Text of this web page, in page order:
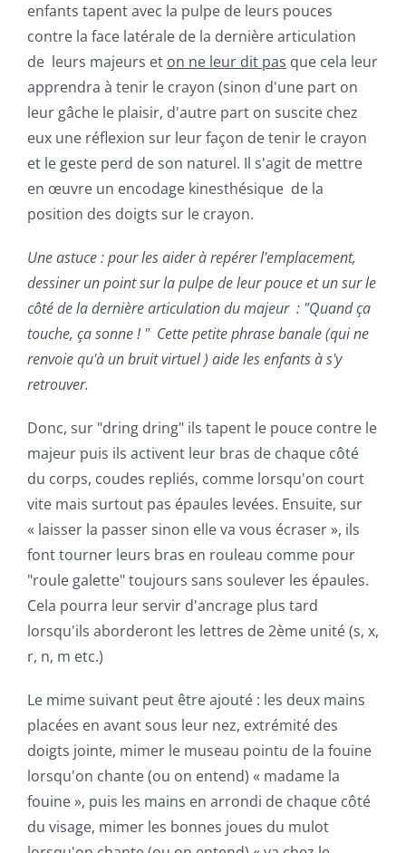
enfants tapent avec la pulpe de leurs pouces
contre la face latérale de la dernière articulation
de leurs majeurs et on ne leur dit pas que cela leur
apprendra à tenir le crayon (sinon d'une part on
leur gâche le plaisir, d'autre part on suscite chez
eux une réflexion sur leur façon de tenir le crayon
et le geste perd de son naturel. Il s'agit de mettre
en œuvre un encodage kinesthésiquede la
position des doigts sur le crayon.
Une astuce : pour les aider à repérer l'emplacement,
dessiner un point sur la pulpe de leur pouce et un sur le
côté de la dernière articulation du majeur : "Quand ça
touche, ça sonne ! " Cette petite phrase banale (qui ne
renvoie qu'à un bruit virtuel ) aide les enfants à s'y
retrouver.
Donc, sur "dring dring" ils tapent le pouce contre le
majeur puis ils activent leur bras de chaque côté
du corps, coudes repliés, comme lorsqu'on court
vite mais surtout pas épaules levées. Ensuite, sur
« laisser la passer sinon elle va vous écraser », ils
font tourner leurs bras en rouleau comme pour
"roule galette" toujours sans soulever les épaules.
Cela pourra leur servir d'ancrage plus tard
lorsqu'ils aborderont les lettres de 2ème unité(s, x,
r, n, m etc.)
Le mime suivant peut être ajouté : les deux mains
placées en avant sous leur nez, extrémité des
doigts jointe, mimer le museau pointu de la fouine
lorsqu'on chante (ou on entend) « madame la
fouine », puis les mains en arrondi de chaque côté
du visage, mimer les bonnes joues du mulot